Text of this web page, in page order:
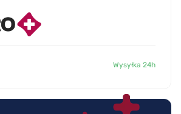
Wysyłka 24h